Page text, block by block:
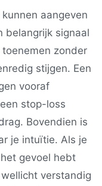
aangeven
belangrijk signaal
toenemen zonder
stijgen. Een
vooraf
stop-loss
Bovendien is
je intuïtie. Als je
gevoel hebt
verstandig